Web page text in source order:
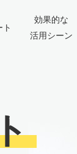
ト
効果的な
活用シーン